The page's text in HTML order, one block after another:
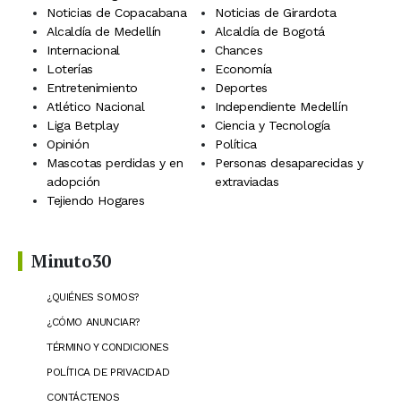
Noticias de Copacabana
Noticias de Girardota
Alcaldía de Medellín
Alcaldía de Bogotá
Internacional
Chances
Loterías
Economía
Entretenimiento
Deportes
Atlético Nacional
Independiente Medellín
Liga Betplay
Ciencia y Tecnología
Opinión
Política
Mascotas perdidas y en
adopción
Personas desaparecidas y
extraviadas
Tejiendo Hogares
Minuto30
¿QUIÉNES SOMOS?
¿CÓMO ANUNCIAR?
TÉRMINO Y CONDICIONES
POLÍTICA DE PRIVACIDAD
CONTÁCTENOS